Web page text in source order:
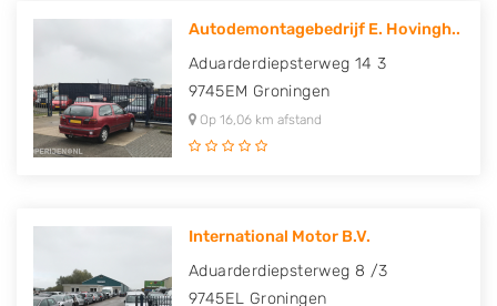
Autodemontagebedrijf E. Hovingh..
Aduarderdiepsterweg 14 3
9745EM Groningen
Op 16,06 km afstand
International Motor B.V.
Aduarderdiepsterweg 8 /3
9745EL Groningen